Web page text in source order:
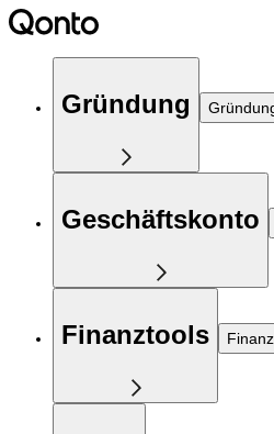
Gründung
Geschäftskonto
Finanztools